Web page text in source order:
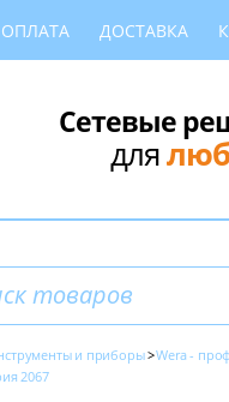
ОПЛАТА ДОСТАВКА
Сетевые
для
и приборы Wera -
2067